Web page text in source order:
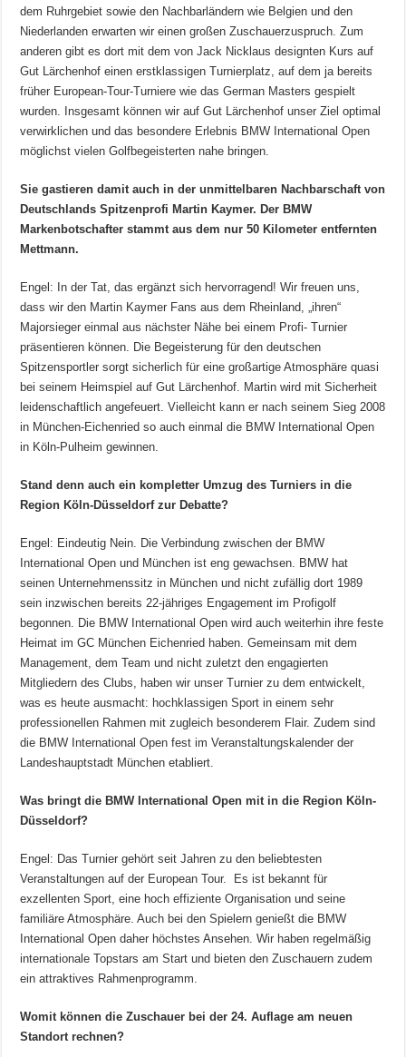
dem Ruhrgebiet sowie den Nachbarländern wie Belgien und den
Niederlanden erwarten wir einen großen Zuschauerzuspruch. Zum
anderen gibt es dort mit dem von Jack Nicklaus designten Kurs auf
Gut Lärchenhof einen erstklassigen Turnierplatz, auf dem ja bereits
früher European-Tour-Turniere wie das German Masters gespielt
wurden. Insgesamt können wir auf Gut Lärchenhof unser Ziel optimal
verwirklichen und das besondere Erlebnis BMW International Open
möglichst vielen Golfbegeisterten nahe bringen.
Sie gastieren damit auch in der unmittelbaren Nachbarschaft von
Deutschlands Spitzenprofi Martin Kaymer. Der BMW
Markenbotschafter stammt aus dem nur 50 Kilometer entfernten
Mettmann.
Engel: In der Tat, das ergänzt sich hervorragend! Wir freuen uns,
dass wir den Martin Kaymer Fans aus dem Rheinland, „ihren“
Majorsieger einmal aus nächster Nähe bei einem Profi- Turnier
präsentieren können. Die Begeisterung für den deutschen
Spitzensportler sorgt sicherlich für eine großartige Atmosphäre quasi
bei seinem Heimspiel auf Gut Lärchenhof. Martin wird mit Sicherheit
leidenschaftlich angefeuert. Vielleicht kann er nach seinem Sieg 2008
in München-Eichenried so auch einmal die BMW International Open
in Köln-Pulheim gewinnen.
Stand denn auch ein kompletter Umzug des Turniers in die
Region Köln-Düsseldorf zur Debatte?
Engel: Eindeutig Nein. Die Verbindung zwischen der BMW
International Open und München ist eng gewachsen. BMW hat
seinen Unternehmenssitz in München und nicht zufällig dort 1989
sein inzwischen bereits 22-jähriges Engagement im Profigolf
begonnen. Die BMW International Open wird auch weiterhin ihre feste
Heimat im GC München Eichenried haben. Gemeinsam mit dem
Management, dem Team und nicht zuletzt den engagierten
Mitgliedern des Clubs, haben wir unser Turnier zu dem entwickelt,
was es heute ausmacht: hochklassigen Sport in einem sehr
professionellen Rahmen mit zugleich besonderem Flair. Zudem sind
die BMW International Open fest im Veranstaltungskalender der
Landeshauptstadt München etabliert.
Was bringt die BMW International Open mit in die Region Köln-
Düsseldorf?
Engel: Das Turnier gehört seit Jahren zu den beliebtesten
Veranstaltungen auf der European Tour. Es ist bekannt für
exzellenten Sport, eine hoch effiziente Organisation und seine
familiäre Atmosphäre. Auch bei den Spielern genießt die BMW
International Open daher höchstes Ansehen. Wir haben regelmäßig
internationale Topstars am Start und bieten den Zuschauern zudem
ein attraktives Rahmenprogramm.
Womit können die Zuschauer bei der 24. Auflage am neuen
Standort rechnen?